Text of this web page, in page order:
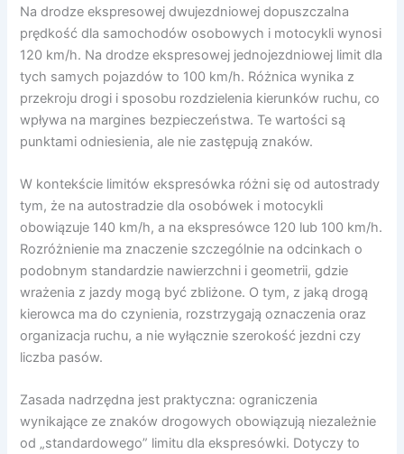
Na drodze ekspresowej dwujezdniowej dopuszczalna
prędkość dla samochodów osobowych i motocykli wynosi
120 km/h. Na drodze ekspresowej jednojezdniowej limit dla
tych samych pojazdów to 100 km/h. Różnica wynika z
przekroju drogi i sposobu rozdzielenia kierunków ruchu, co
wpływa na margines bezpieczeństwa. Te wartości są
punktami odniesienia, ale nie zastępują znaków.
W kontekście limitów ekspresówka różni się od autostrady
tym, że na autostradzie dla osobówek i motocykli
obowiązuje 140 km/h, a na ekspresówce 120 lub 100 km/h.
Rozróżnienie ma znaczenie szczególnie na odcinkach o
podobnym standardzie nawierzchni i geometrii, gdzie
wrażenia z jazdy mogą być zbliżone. O tym, z jaką drogą
kierowca ma do czynienia, rozstrzygają oznaczenia oraz
organizacja ruchu, a nie wyłącznie szerokość jezdni czy
liczba pasów.
Zasada nadrzędna jest praktyczna: ograniczenia
wynikające ze znaków drogowych obowiązują niezależnie
od „standardowego” limitu dla ekspresówki. Dotyczy to